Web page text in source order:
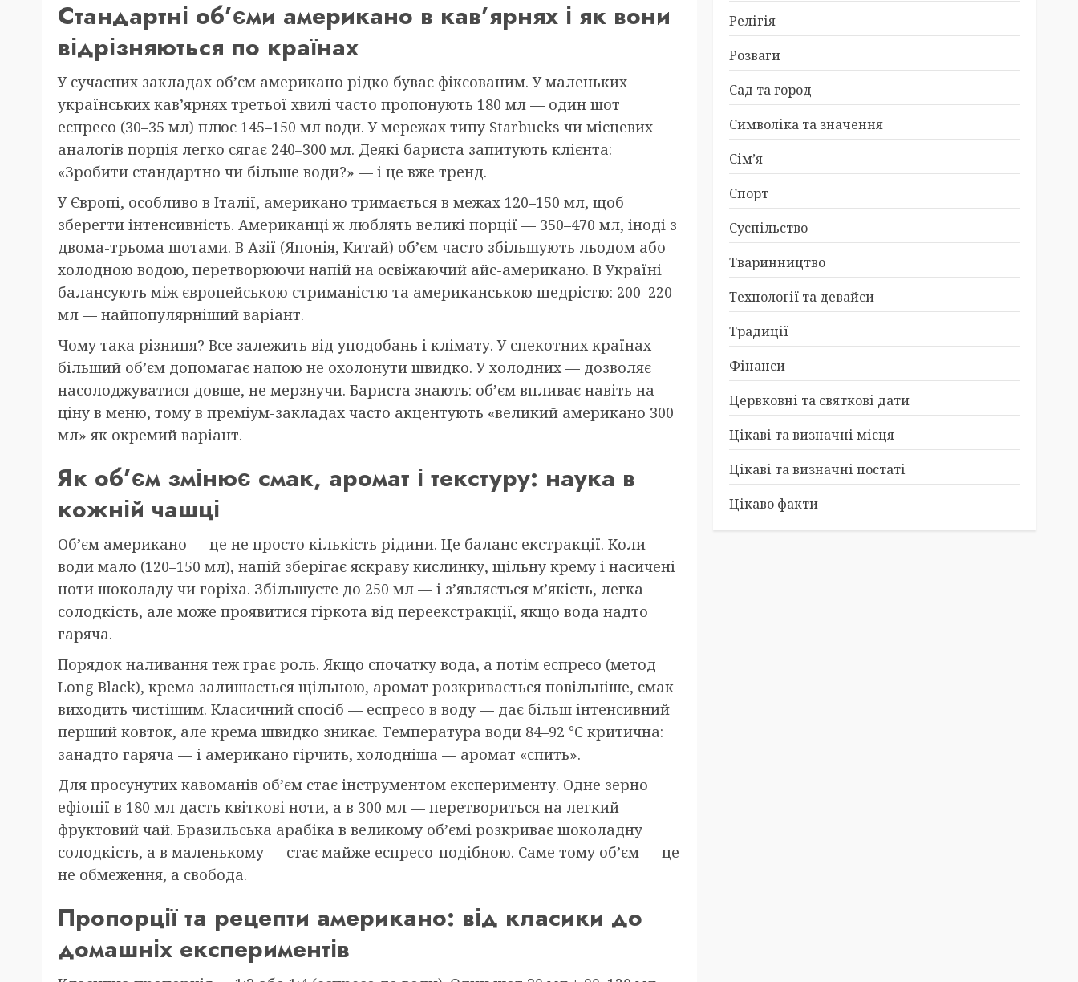
Стандартні об’єми американо в кав’ярнях і як вони
відрізняються по країнах
У сучасних закладах об’єм американо рідко буває фіксованим. У маленьких
українських кав’ярнях третьої хвилі часто пропонують 180 мл — один шот
еспресо (30–35 мл) плюс 145–150 мл води. У мережах типу Starbucks чи місцевих
аналогів порція легко сягає 240–300 мл. Деякі бариста запитують клієнта:
«Зробити стандартно чи більше води?» — і це вже тренд.
У Європі, особливо в Італії, американо тримається в межах 120–150 мл, щоб
зберегти інтенсивність. Американці ж люблять великі порції — 350–470 мл, іноді з
двома-трьома шотами. В Азії (Японія, Китай) об’єм часто збільшують льодом або
холодною водою, перетворюючи напій на освіжаючий айс-американо. В Україні
балансують між європейською стриманістю та американською щедрістю: 200–220
мл — найпопулярніший варіант.
Чому така різниця? Все залежить від уподобань і клімату. У спекотних країнах
більший об’єм допомагає напою не охолонути швидко. У холодних — дозволяє
насолоджуватися довше, не мерзнучи. Бариста знають: об’єм впливає навіть на
ціну в меню, тому в преміум-закладах часто акцентують «великий американо 300
мл» як окремий варіант.
Як об’єм змінює смак, аромат і текстуру: наука в
кожній чашці
Об’єм американо — це не просто кількість рідини. Це баланс екстракції. Коли
води мало (120–150 мл), напій зберігає яскраву кислинку, щільну крему і насичені
ноти шоколаду чи горіха. Збільшуєте до 250 мл — і з’являється м’якість, легка
солодкість, але може проявитися гіркота від переекстракції, якщо вода надто
гаряча.
Порядок наливання теж грає роль. Якщо спочатку вода, а потім еспресо (метод
Long Black), крема залишається щільною, аромат розкривається повільніше, смак
виходить чистішим. Класичний спосіб — еспресо в воду — дає більш інтенсивний
перший ковток, але крема швидко зникає. Температура води 84–92 °C критична:
занадто гаряча — і американо гірчить, холодніша — аромат «спить».
Для просунутих кавоманів об’єм стає інструментом експерименту. Одне зерно
ефіопії в 180 мл дасть квіткові ноти, а в 300 мл — перетвориться на легкий
фруктовий чай. Бразильська арабіка в великому об’ємі розкриває шоколадну
солодкість, а в маленькому — стає майже еспресо-подібною. Саме тому об’єм — це
не обмеження, а свобода.
Пропорції та рецепти американо: від класики до
домашніх експериментів
Релігія
Розваги
Сад та город
Символіка та значення
Сім’я
Спорт
Суспільство
Тваринництво
Технології та девайси
Традиції
Фінанси
Цервковні та святкові дати
Цікаві та визначні місця
Цікаві та визначні постаті
Цікаво факти